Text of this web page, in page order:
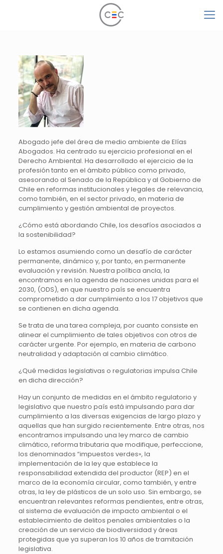
Abogado jefe del área de medio ambiente de Elías
Abogados. Ha centrado su ejercicio profesional en el
Derecho Ambiental. Ha desarrollado el ejercicio de la
profesión tanto en el ámbito público como privado,
asesorando al Senado de la República y al Gobierno de
Chile en reformas institucionales y legales de relevancia,
como también, en el sector privado, en materia de
cumplimiento y gestión ambiental de proyectos.
¿Cómo está abordando Chile, los desafíos asociados a
la sostenibilidad?
Lo estamos asumiendo como un desafío de carácter
permanente, dinámico y, por tanto, en permanente
evaluación y revisión. Nuestra política ancla, la
encontramos en la agenda de naciones unidas para el
2030, (ODS), en que nuestro país se encuentra
comprometido a dar cumplimiento a los 17 objetivos que
se contienen en dicha agenda.
Se trata de una tarea compleja, por cuanto consiste en
alinear el cumplimiento de tales objetivos con otros de
carácter urgente. Por ejemplo, en materia de carbono
neutralidad y adaptación al cambio climático.
¿Qué medidas legislativas o regulatorias impulsa Chile
en dicha dirección?
Hay un conjunto de medidas en el ámbito regulatorio y
legislativo que nuestro país está impulsando para dar
cumplimiento a las diversas exigencias de largo plazo y
aquellas que han surgido recientemente. Entre otras, nos
encontramos impulsando una ley marco de cambio
climático, reforma tributaria que modifique, perfeccione,
los denominados “impuestos verdes», la
implementación de la ley que establece la
responsabilidad extendida del productor (REP) en el
marco de la economía circular, como también, y entre
otras, la ley de plásticos de un solo uso. Sin embargo, se
encuentran relevantes reformas pendientes, entre otras,
al sistema de evaluación de impacto ambiental o el
establecimiento de delitos penales ambientales o la
creación de un servicio de biodiversidad y áreas
protegidas que ya superan los 10 años de tramitación
legislativa.